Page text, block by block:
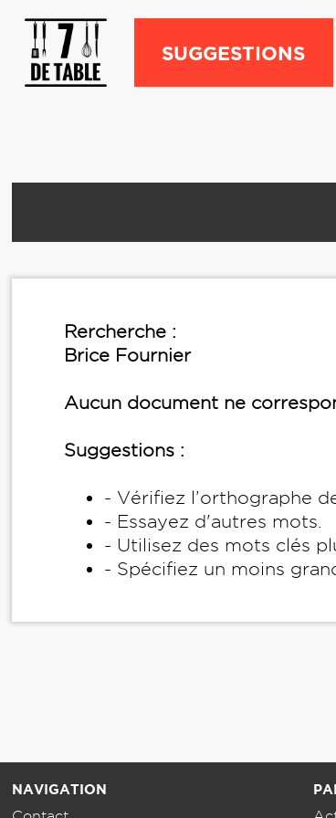
SUGGESTIONS
Rercherche :
Brice Fournier
Aucun document ne
Suggestions :
- Vérifiez l’orthographe
- Essayez d'autres mots.
- Utilisez des mots clés
- Spécifiez un moins
NAVIGATION